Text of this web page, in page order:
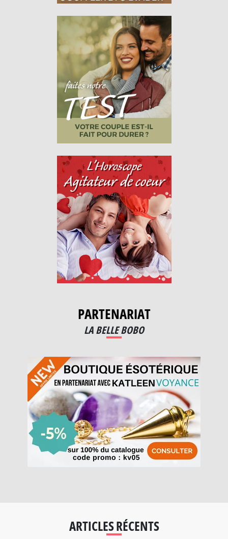
PARTENARIAT
LA BELLE BOBO
ARTICLES RÉCENTS